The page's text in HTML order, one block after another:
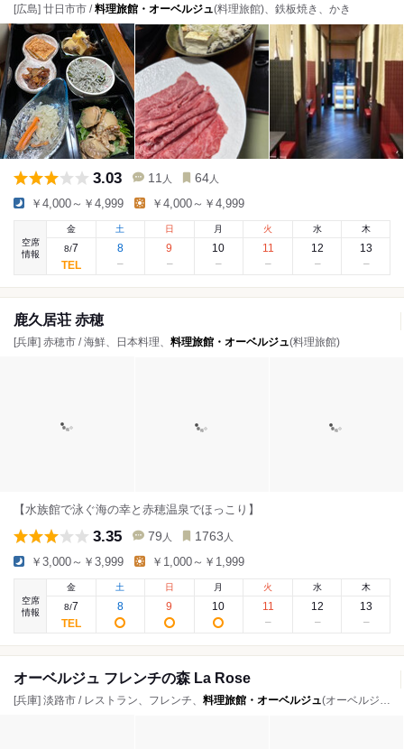
[広島] 廿日市市 /料理旅館・オーベルジュ(料理旅館)、鉄板焼き、かき
3.03 11 人 64 人
￥4,000～￥4,999 ￥4,000～￥4,999
空席
情報
金
8/7
土
8
日
9
月
10
火
11
水
12
木
13
鹿久居荘 赤穂
[兵庫] 赤穂市 / 海鮮、日本料理、 料理旅館・オーベルジュ(料理旅館)
【水族館で泳ぐ海の幸と赤穂温泉でほっこり】
3.35 79 人 1763 人
￥3,000～￥3,999 ￥1,000～￥1,999
空席
情報
金
8/7
土
8
日
9
月
10
火
11
水
12
木
13
オーベルジュ フレンチの森 La Rose
[兵庫] 淡路市 / レストラン、フレンチ、 料理旅館・オーベルジュ(オーベルジュ)